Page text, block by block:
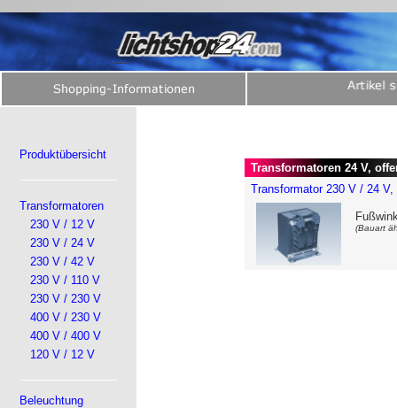
Produktübersicht
Transformatoren
230 V / 12 V
230 V / 24 V
230 V / 42 V
230 V / 110 V
230 V / 230 V
400 V / 230 V
400 V / 400 V
120 V / 12 V
Beleuchtung
Transformatoren 24 V,
Transformator 230 V / 24 V,
(Bauart